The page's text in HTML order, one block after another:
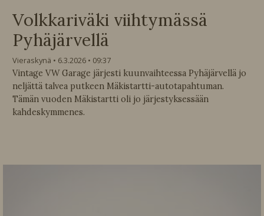
Volkkariväki viihtymässä
Pyhäjärvellä
Vieraskynä 6.3.2026
09:37
Vintage VW Garage järjesti kuunvaihteessa Pyhäjärvellä jo
neljättä talvea putkeen Mäkistartti-autotapahtuman.
Tämän vuoden Mäkistartti oli jo järjestyksessään
kahdeskymmenes.